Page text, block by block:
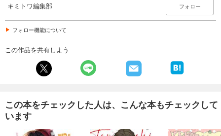
キミトワ編集部 フォロー
フォロー機能について
この作品を共有しよう
この本をチェックした人は、こんな本もチェックして
います